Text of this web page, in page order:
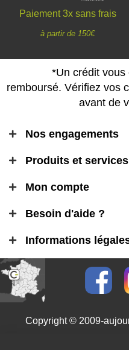
Paiement 3x sans frais
à partir de 150€
*Un crédit vous
remboursé. Vérifiez vos
avant de
Nos engagements
Produits et services
Mon compte
Besoin d'aide ?
Informations
Copyright © 2009-